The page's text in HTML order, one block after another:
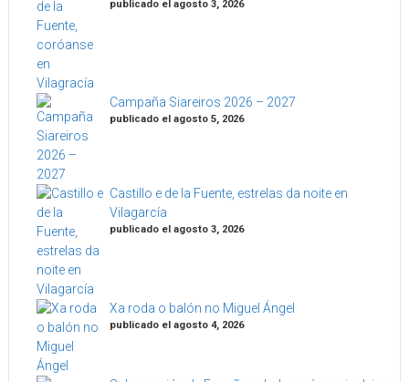
publicado el agosto 3, 2026
Campaña Siareiros 2026 – 2027
publicado el agosto 5, 2026
Castillo e de la Fuente, estrelas da noite en
Vilagarcía
publicado el agosto 3, 2026
Xa roda o balón no Miguel Ángel
publicado el agosto 4, 2026